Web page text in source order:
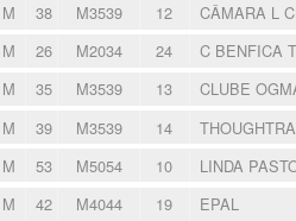
M 38 M3539 12 CÂMARA L
M 26 M2034 24 C BENFICA
M 35 M3539 13 CLUBE
M 39 M3539 14
M 53 M5054 10 LINDA
M 42 M4044 19 EPAL